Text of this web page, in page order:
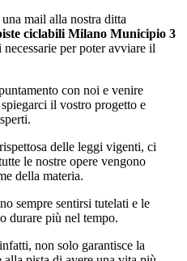
mail alla nostra ditta
ciclabili Milano Municipio 3
per poter avviare il
con noi e venire
il vostro progetto e
delle leggi vigenti, ci
le nostre opere vengono
della materia.
sempre sentirsi tutelati e le
durare più nel tempo.
non solo garantisce la